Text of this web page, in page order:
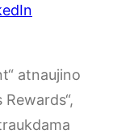
atnaujino